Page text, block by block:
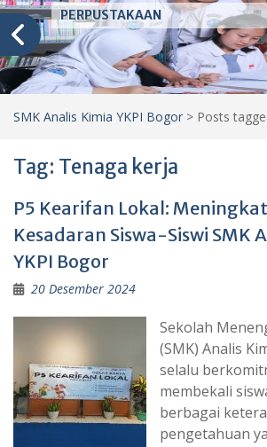
PERPUSTAKAAN
SMK Analis Kimia YKPI Bogor > Posts
Tag: Tenaga kerja
P5 Kearifan Lokal:
Kesadaran Siswa-Siswi SMK
YKPI Bogor
20 Desember 2024
Sekolah
(SMK) Analis
selalu
membekali
berbagai
pengetahuan